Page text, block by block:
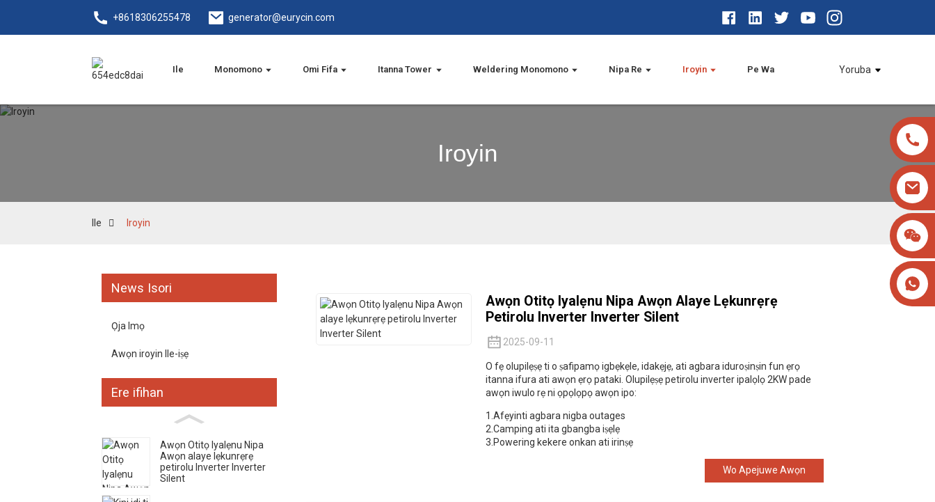
+8618306255478 generator@eurycin.com
Ile Monomono Omi Fifa Itanna Tower Weldering Monomono Nipa Re Iroyin Pe Wa Yoruba
Iroyin
Ile Iroyin
News Isori
Ọja Imọ
Awọn iroyin Ile-iṣẹ
Ere ifihan
Awọn Otitọ Iyalẹnu Nipa
Awọn alaye lẹkunrẹrẹ
petirolu Inverter Inverter
Silent
Awọn Otitọ Iyalẹnu Nipa Awọn Alaye Lẹkunrẹrẹ
Petirolu Inverter Inverter Silent
2025-09-11
O fẹ olupilẹṣẹ ti o ṣafipamọ igbẹkẹle, idakẹjẹ, ati agbara iduroṣinṣin fun ẹrọ
itanna ifura ati awọn ẹrọ pataki. Olupilẹṣẹ petirolu inverter ipalọlọ 2KW pade
awọn iwulo rẹ ni ọpọlọpọ awọn ipo:
1.Afẹyinti agbara nigba outages
2.Camping ati ita gbangba iṣẹlẹ
3.Powering kekere onkan ati irinṣẹ
Wo Apejuwe Awọn